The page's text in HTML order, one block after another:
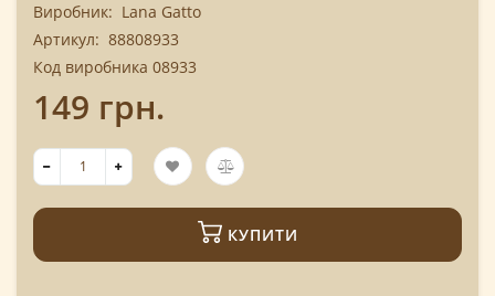
Виробник: Lana Gatto
Артикул: 88808933
Код виробника 08933
149 грн.
КУПИТИ